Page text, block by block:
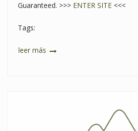
Guaranteed. >>> ENTER SITE <<<
Tags:
leer más